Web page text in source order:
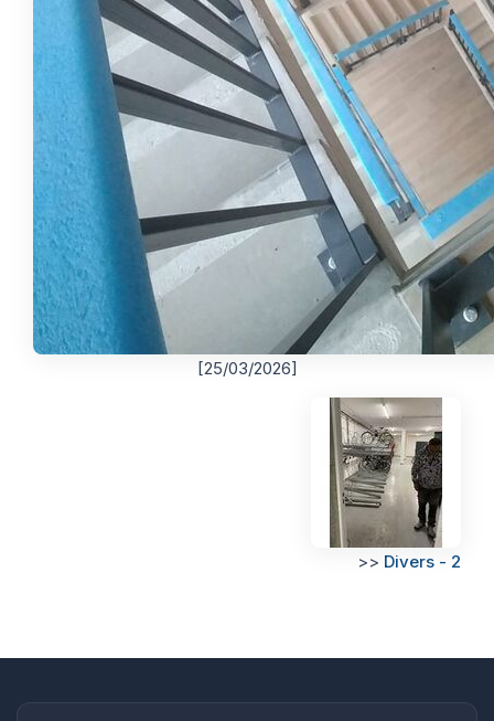
[25/03/2026]
>> Divers - 2